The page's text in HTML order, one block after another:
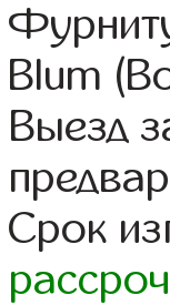
Blum
Выезд
Срок